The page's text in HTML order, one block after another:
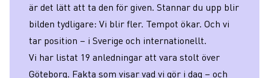
är det lätt att ta den för given. Stannar du upp blir
bilden tydligare: Vi blir fler. Tempot ökar. Och vi
tar position – i Sverige och internationellt.
Vi har listat 19 anledningar att vara stolt över
Göteborg. Fakta som visar vad vi gör i dag – och